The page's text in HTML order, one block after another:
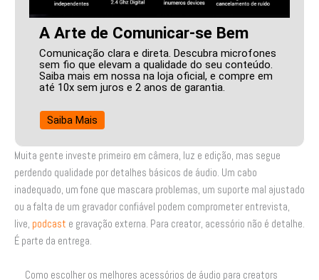
A Arte de Comunicar-se Bem
Comunicação clara e direta. Descubra microfones
sem fio que elevam a qualidade do seu conteúdo.
Saiba mais em nossa na loja oficial, e compre em
até 10x sem juros e 2 anos de garantia.
Saiba Mais
Muita gente investe primeiro em câmera, luz e edição, mas segue
perdendo qualidade por detalhes básicos de áudio. Um cabo
inadequado, um fone que mascara problemas, um suporte mal ajustado
ou a falta de um gravador confiável podem comprometer entrevista,
live, podcast e gravação externa. Para creator, acessório não é detalhe.
É parte da entrega.
Como escolher os melhores acessórios de áudio para creators